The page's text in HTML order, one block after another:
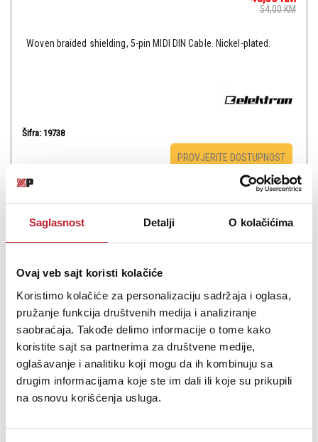
Saglasnost Detalji O kolačićima
Ovaj veb sajt koristi kolačiće
Koristimo kolačiće za personalizaciju sadržaja i oglasa,
pružanje funkcija društvenih medija i analiziranje
saobraćaja. Takođe delimo informacije o tome kako
koristite sajt sa partnerima za društvene medije,
oglašavanje i analitiku koji mogu da ih kombinuju sa
drugim informacijama koje ste im dali ili koje su prikupili
na osnovu korišćenja usluga.
54,00KM
Woven braided shielding, 5-pin MIDI DIN Cable. Nickel-plated.
Šifra: 19738
PROVJERITE DOSTUPNOST
Cordial CFD 0.6 AA
- Midi Kablovi